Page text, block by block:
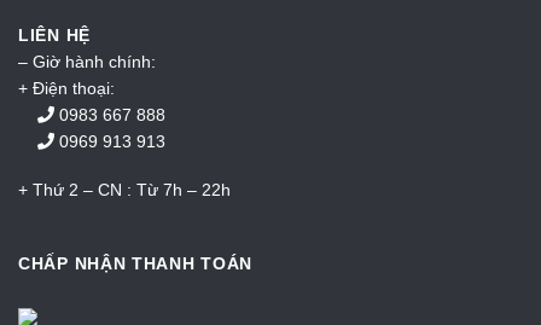
LIÊN HỆ
– Giờ hành chính:
+ Điện thoại:
0983 667 888
0969 913 913
+ Thứ 2 – CN : Từ 7h – 22h
CHẤP NHẬN THANH TOÁN